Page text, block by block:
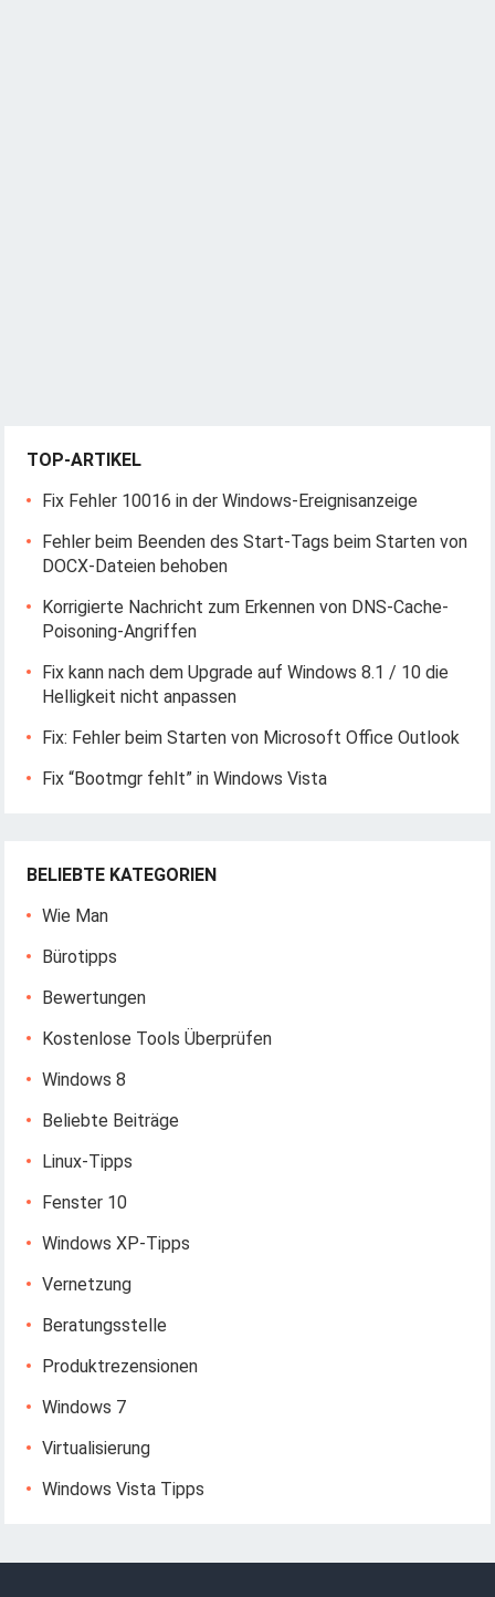
TOP-ARTIKEL
Fix Fehler 10016 in der Windows-Ereignisanzeige
Fehler beim Beenden des Start-Tags beim Starten von
DOCX-Dateien behoben
Korrigierte Nachricht zum Erkennen von DNS-Cache-
Poisoning-Angriffen
Fix kann nach dem Upgrade auf Windows 8.1 / 10 die
Helligkeit nicht anpassen
Fix: Fehler beim Starten von Microsoft Office Outlook
Fix “Bootmgr fehlt” in Windows Vista
BELIEBTE KATEGORIEN
Wie Man
Bürotipps
Bewertungen
Kostenlose Tools Überprüfen
Windows 8
Beliebte Beiträge
Linux-Tipps
Fenster 10
Windows XP-Tipps
Vernetzung
Beratungsstelle
Produktrezensionen
Windows 7
Virtualisierung
Windows Vista Tipps